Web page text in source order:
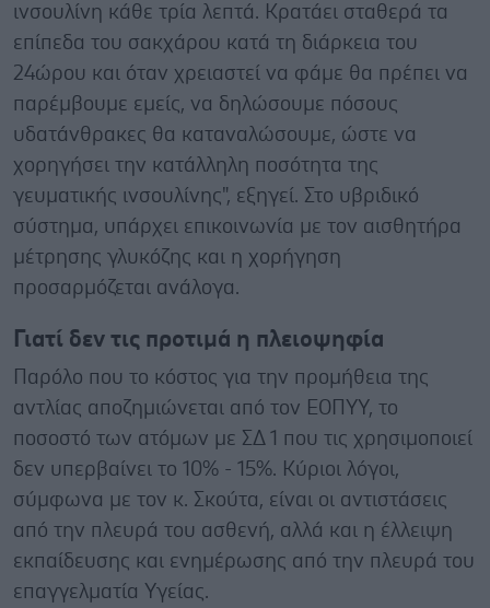
ινσουλίνη κάθε τρία λεπτά. Κρατάει σταθερά τα
επίπεδα του σακχάρου κατά τη διάρκεια του
24ώρου και όταν χρειαστεί να φάμε θα πρέπει να
παρέμβουμε εμείς, να δηλώσουμε πόσους
υδατάνθρακες θα καταναλώσουμε, ώστε να
χορηγήσει την κατάλληλη ποσότητα της
γευματικής ινσουλίνης", εξηγεί. Στο υβριδικό
σύστημα, υπάρχει επικοινωνία με τον αισθητήρα
μέτρησης γλυκόζης και η χορήγηση
προσαρμόζεται ανάλογα.
Γιατί δεν τις προτιμά η πλειοψηφία
Παρόλο που το κόστος για την προμήθεια της
αντλίας αποζημιώνεται από τον ΕΟΠΥΥ, το
ποσοστό των ατόμων με ΣΔ 1 που τις χρησιμοποιεί
δεν υπερβαίνει το 10% - 15%. Κύριοι λόγοι,
σύμφωνα με τον κ. Σκούτα, είναι οι αντιστάσεις
από την πλευρά του ασθενή, αλλά και η έλλειψη
εκπαίδευσης και ενημέρωσης από την πλευρά του
επαγγελματία Υγείας.